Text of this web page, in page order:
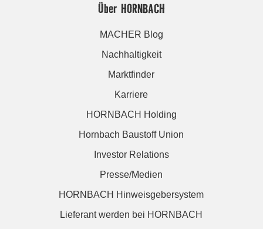
Über HORNBACH
MACHER Blog
Nachhaltigkeit
Marktfinder
Karriere
HORNBACH Holding
Hornbach Baustoff Union
Investor Relations
Presse/Medien
HORNBACH Hinweisgebersystem
Lieferant werden bei HORNBACH